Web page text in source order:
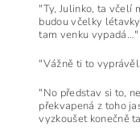
"Ty, Julinko, ta včelí
budou včelky
tam venku vypadá…"
"Vážně ti to
"No představ si to,
překvapená z toho
vyzkoušet konečně